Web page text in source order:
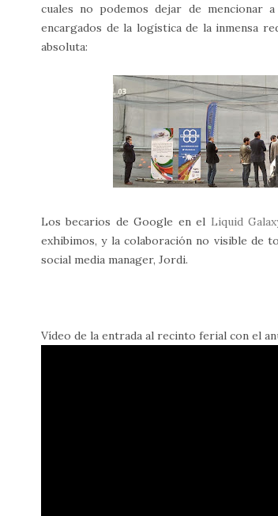
cuales no podemos dejar de mencionar
encargados de la logística de la inmensa
absoluta:
Los becarios de Google en el Liquid
exhibimos, y la colaboración no visible de
social media manager, Jordi.
Vídeo de la entrada al recinto ferial con el